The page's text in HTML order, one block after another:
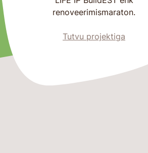
renoveerimismaraton.
Tutvu projektiga